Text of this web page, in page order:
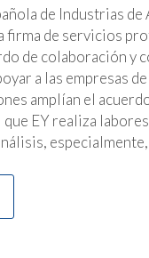
de Industrias
firma de servicios
de colaboración y
a las empresas
amplían el
EY realiza